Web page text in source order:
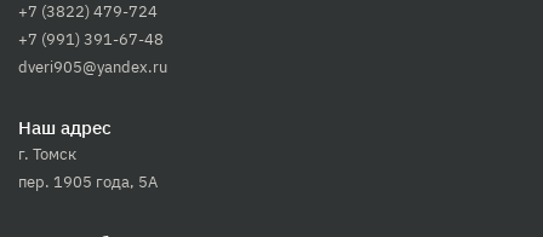
+7 (3822) 479-724
+7 (991) 391-67-48
dveri905@yandex.ru
Наш адрес
г. Томск
пер. 1905 года, 5А